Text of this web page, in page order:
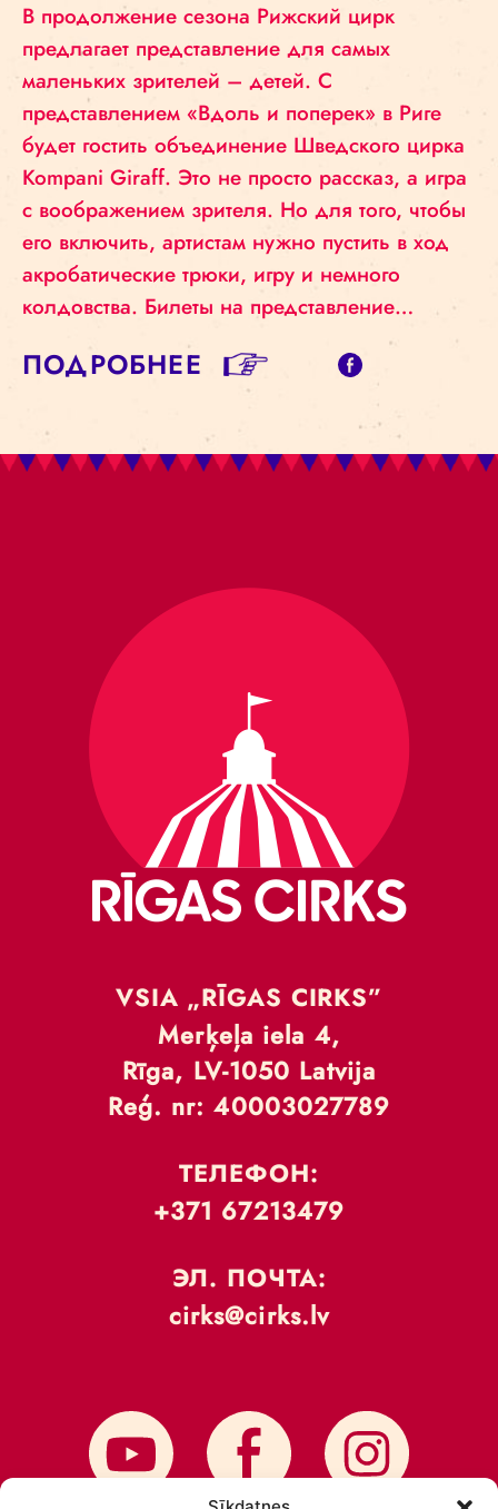
В продолжение сезона Рижский цирк
предлагает представление для самых
маленьких зрителей – детей. С
представлением «Вдоль и поперек» в Риге
будет гостить объединение Шведского цирка
Kompani Giraff. Это не просто рассказ, а игра
с воображением зрителя. Но для того, чтобы
его включить, артистам нужно пустить в ход
акробатические трюки, игру и немного
колдовства. Билеты на представление…
ПОДРОБНЕЕ
VSIA „RĪGAS CIRKS”
Merķeļa iela 4,
Rīga, LV-1050 Latvija
Reģ. nr: 40003027789
ТЕЛЕФОН:
+371 67213479
ЭЛ. ПОЧТА:
cirks@cirks.lv